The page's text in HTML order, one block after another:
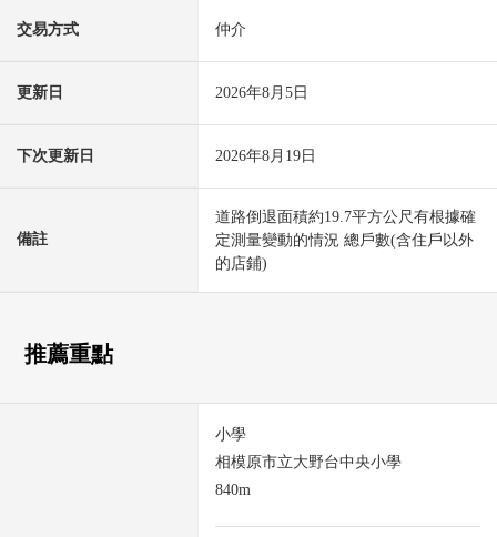
交易方式 仲介
更新日 2026年8月5日
下次更新日 2026年8月19日
備註
道路倒退面積約19.7平方公尺有根據確
定測量變動的情況 總戶數(含住戶以外
的店鋪)
推薦重點
小學
相模原市立大野台中央小學
840m